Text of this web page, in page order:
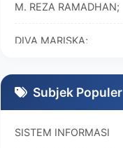
M. REZA RAMADHAN;
DIVA MARISKA;
Subjek Populer
SISTEM INFORMASI